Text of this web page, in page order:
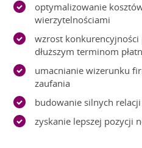
optymalizowanie
wierzytelnościami
wzrost
dłuższym terminom
umacnianie wizerunku
zaufania
budowanie silnych
zyskanie lepszej pozycji